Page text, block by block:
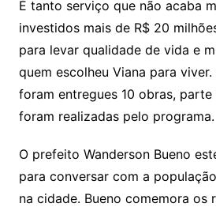
É tanto serviço que não acaba
investidos mais de R$ 20
para levar qualidade de vida e
quem escolheu Viana para
foram entregues 10 obras, parte
foram realizadas pelo programa.
O prefeito Wanderson Bueno
para conversar com a
na cidade. Bueno comemora os